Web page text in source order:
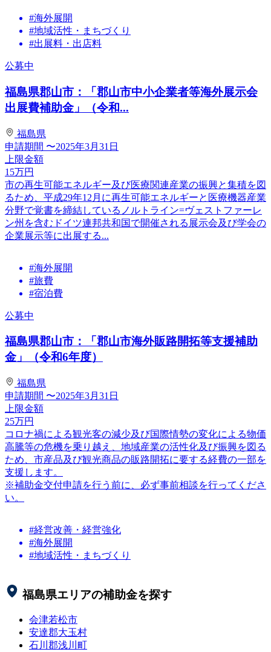
#海外展開
#地域活性・まちづくり
#出展料・出店料
公募中
福島県郡山市：「郡山市中小企業者等海外展示会
出展費補助金」（令和...
福島県
申請期間 〜2025年3月31日
上限金額
15万円
市の再生可能エネルギー及び医療関連産業の振興と集積を図
るため、平成29年12月に再生可能エネルギーと医療機器産業
分野で覚書を締結しているノルトライン=ヴェストファーレ
ン州を含むドイツ連邦共和国で開催される展示会及び学会の
企業展示等に出展する...
#海外展開
#旅費
#宿泊費
公募中
福島県郡山市：「郡山市海外販路開拓等支援補助
金」（令和6年度）
福島県
申請期間 〜2025年3月31日
上限金額
25万円
コロナ禍による観光客の減少及び国際情勢の変化による物価
高騰等の危機を乗り越え、地域産業の活性化及び振興を図る
ため、市産品及び観光商品の販路開拓に要する経費の一部を
支援します。
※補助金交付申請を行う前に、必ず事前相談を行ってくださ
い。
#経営改善・経営強化
#海外展開
#地域活性・まちづくり
福島県エリアの補助金を探す
会津若松市
安達郡大玉村
石川郡浅川町